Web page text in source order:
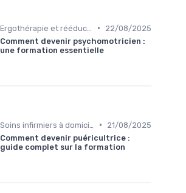
•
22/08/2025
Comment devenir psychomotricien :
une formation essentielle
•
21/08/2025
Comment devenir puéricultrice :
guide complet sur la formation